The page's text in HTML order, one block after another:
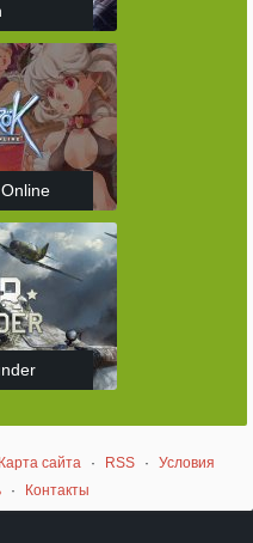
Карта сайта · RSS ·
Условия
· Контакты